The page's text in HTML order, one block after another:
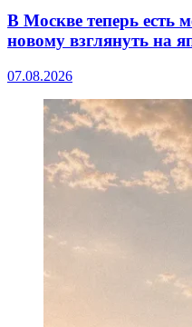
В Москве теперь есть
новому взглянуть на
07.08.2026